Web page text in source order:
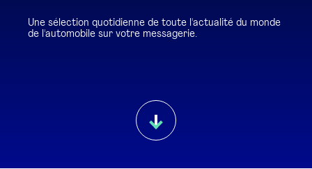
Une sélection quotidienne de toute l'actualité du monde
de l'automobile sur votre messagerie.